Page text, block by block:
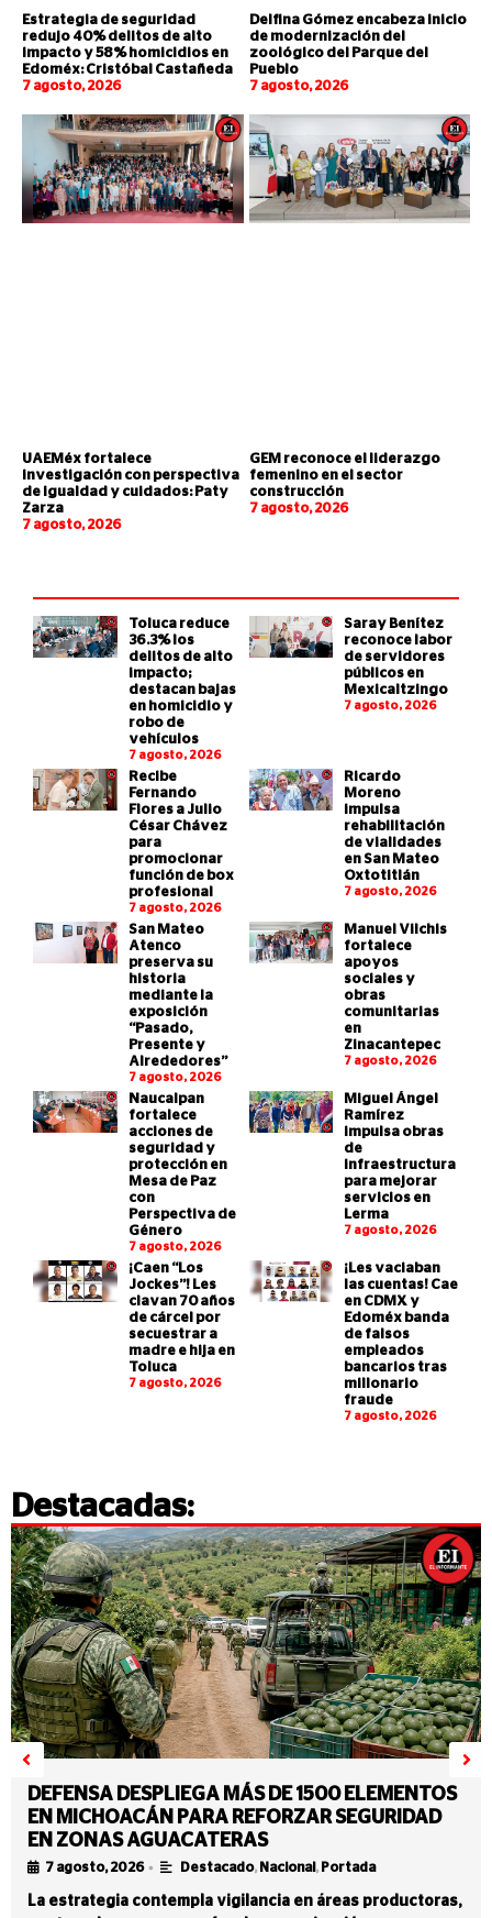
Estrategia de seguridad
redujo 40% delitos de alto
impacto y 58% homicidios en
Edoméx: Cristóbal Castañeda
7 agosto, 2026
Delfina Gómez encabeza inicio
de modernización del
zoológico del Parque del
Pueblo
7 agosto, 2026
UAEMéx fortalece
investigación con perspectiva
de igualdad y cuidados: Paty
Zarza
7 agosto, 2026
GEM reconoce el liderazgo
femenino en el sector
construcción
7 agosto, 2026
Toluca reduce
36.3% los
delitos de alto
impacto;
destacan bajas
en homicidio y
robo de
vehículos
7 agosto, 2026
Saray Benítez
reconoce labor
de servidores
públicos en
Mexicaltzingo
7 agosto, 2026
Recibe
Fernando
Flores a Julio
César Chávez
para
promocionar
función de box
profesional
7 agosto, 2026
Ricardo
Moreno
impulsa
rehabilitación
de vialidades
en San Mateo
Oxtotitlán
7 agosto, 2026
San Mateo
Atenco
preserva su
historia
mediante la
exposición
“Pasado,
Presente y
Alrededores”
7 agosto, 2026
Manuel Vilchis
fortalece
apoyos
sociales y
obras
comunitarias
en
Zinacantepec
7 agosto, 2026
Naucalpan
fortalece
acciones de
seguridad y
protección en
Mesa de Paz
con
Perspectiva de
Género
7 agosto, 2026
Miguel Ángel
Ramírez
impulsa obras
de
infraestructura
para mejorar
servicios en
Lerma
7 agosto, 2026
¡Caen “Los
Jockes”! Les
clavan 70 años
de cárcel por
secuestrar a
madre e hija en
Toluca
7 agosto, 2026
¡Les vaciaban
las cuentas! Cae
en CDMX y
Edoméx banda
de falsos
empleados
bancarios tras
millonario
fraude
7 agosto, 2026
Destacadas:
DEFENSA DESPLIEGA MÁS DE 1500 ELEMENTOS
EN MICHOACÁN PARA REFORZAR SEGURIDAD
EN ZONAS AGUACATERAS
7 agosto, 2026 • Destacado, Nacional , Portada
La estrategia contempla vigilancia en áreas productoras,